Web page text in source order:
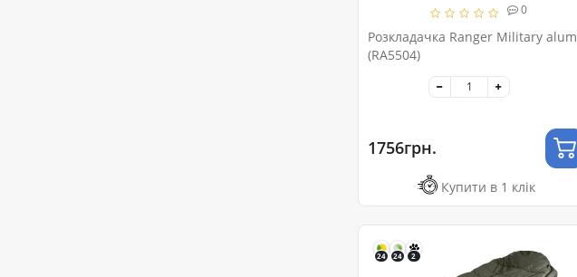
0
Розкладачка Ranger Military alum
(RA5504)
1756грн.
Купити в 1 клік
24 24 2